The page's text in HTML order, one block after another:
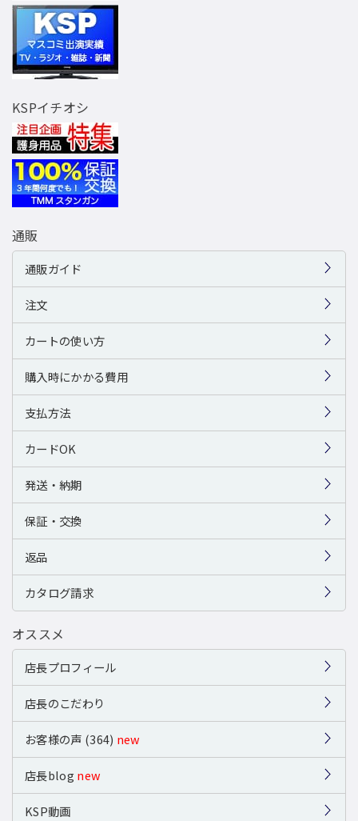
KSPイチオシ
通販
通販ガイド
注文
カートの使い方
購入時にかかる費用
支払方法
カードOK
発送・納期
保証・交換
返品
カタログ請求
オススメ
店長プロフィール
店長のこだわり
お客様の声 (364) new
店長blog new
KSP動画